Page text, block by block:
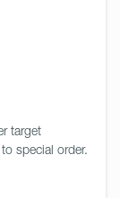
target
special order.